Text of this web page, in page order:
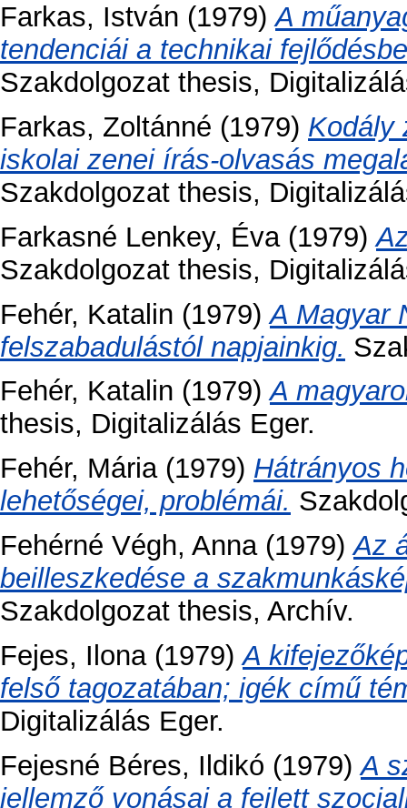
Farkas, István (1979)A
tendenciái a technikai
Szakdolgozat thesis,
Farkas, Zoltánné (1979) Kodály
iskolai zenei írás-olvasás
Szakdolgozat thesis,
Farkasné Lenkey, Éva(1979)
Szakdolgozat thesis,
Fehér, Katalin (1979)A Magyar
felszabadulástól napjainkig.
Fehér, Katalin (1979)A
thesis, Digitalizálás Eger.
Fehér, Mária(1979) Hátrányos
lehetőségei, problémái.
Fehérné Végh, Anna(1979)Az
beilleszkedése a
Szakdolgozat thesis, Archív.
Fejes, Ilona(1979)A
felső tagozatában; igék című
Digitalizálás Eger.
Fejesné Béres, Ildikó (1979)A
jellemző vonásai a fejlett